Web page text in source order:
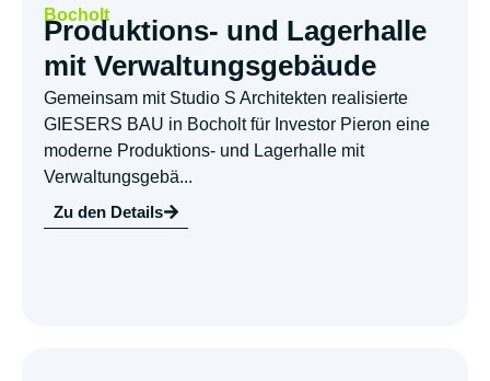
Bocholt
Produktions- und Lagerhalle
mit Verwaltungsgebäude
Gemeinsam mit Studio S Architekten realisierte
GIESERS BAU in Bocholt für Investor Pieron eine
moderne Produktions- und Lagerhalle mit
Verwaltungsgebä...
Zu den Details